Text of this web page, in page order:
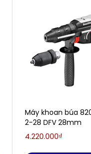
Máy khoan búa
2-28 DFV 28mm
4.220.000₫